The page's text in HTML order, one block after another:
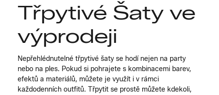
Třpytivé Šaty ve
výprodeji
Nepřehlédnutelné třpytivé šaty se hodí nejen na party
nebo na ples. Pokud si pohrajete s kombinacemi barev,
efektů a materiálů, můžete je využít i v rámci
každodenních outfitů. Třpytit se prostě můžete kdekoli,